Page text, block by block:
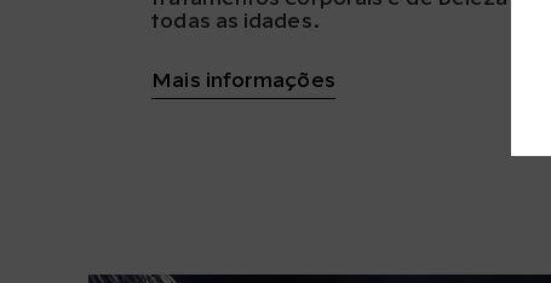
todas as idades.
Mais informações